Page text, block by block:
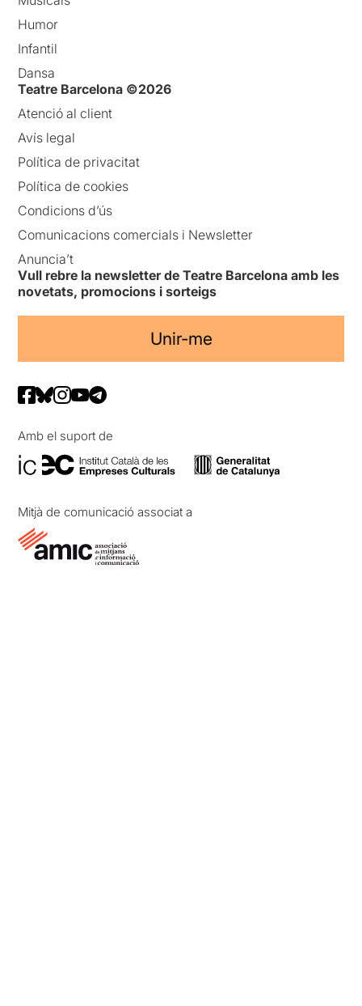
Humor
Infantil
Dansa
Teatre Barcelona ©2026
Atenció al client
Avís legal
Política de privacitat
Política de cookies
Condicions d’ús
Comunicacions comercials i Newsletter
Anuncia’t
Vull rebre la newsletter de Teatre Barcelona amb les
novetats, promocions i sorteigs
Unir-me
Amb el suport de
Mitjà de comunicació associat a